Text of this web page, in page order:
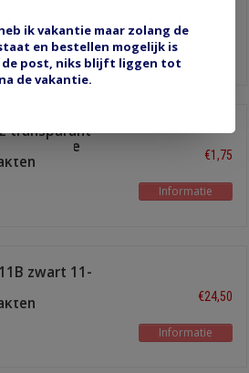
Informatie
transparant
voor female
€1,75
Informatie
zwart 11-
€24,50
Informatie
ik vakantie maar zolang de
en bestellen mogelijk is
de post, niks blijft liggen tot
na de vakantie.